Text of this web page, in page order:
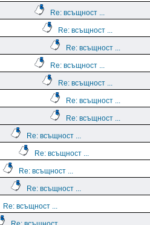
Re: всъщност ...
Re: всъщност ...
Re: всъщност ...
Re: всъщност ...
Re: всъщност ...
Re: всъщност ...
Re: всъщност ...
Re: всъщност ...
Re: всъщност ...
Re: всъщност ...
Re: всъщност ...
Re: всъщност ...